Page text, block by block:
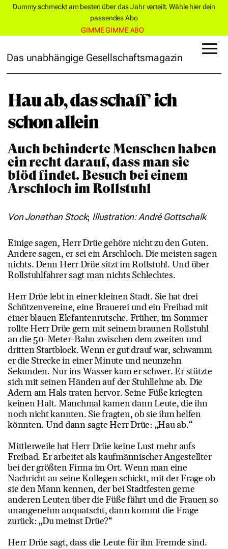
Dummy schmeckt am besten über das Jahr verteilt. Wähle hier dein
passendes Abo
GIMME GIMME ABO
Das unabhängige Gesellschaftsmagazin
Hau ab, das schaff’ ich
schon allein
Auch behinderte Menschen haben
ein recht darauf, dass man sie
blöd findet. Besuch bei einem
Arschloch im Rollstuhl
Von Jonathan Stock; Illustration: André Gottschalk
Einige sagen, Herr Drüe gehöre nicht zu den Guten.
Andere sagen, er sei ein Arschloch. Die meisten sagen
nichts. Denn Herr Drüe sitzt im Rollstuhl. Und über
Rollstuhlfahrer sagt man nichts Schlechtes.
Herr Drüe lebt in einer kleinen Stadt. Sie hat drei
Schützenvereine, eine Brauerei und ein Freibad mit
einer blauen Elefantenrutsche. Früher, im Sommer
rollte Herr Drüe gern mit seinem braunen Rollstuhl
an die 50-Meter-Bahn zwischen dem zweiten und
dritten Startblock. Wenn er gut drauf war, schwamm
er die Strecke in einer Minute und neunzehn
Sekunden. Nur ins Wasser kam er schwer. Er stützte
sich mit seinen Händen auf der Stuhllehne ab. Die
Adern am Hals traten hervor. Seine Füße kriegten
keinen Halt. Manchmal kamen dann Leute, die ihn
noch nicht kannten. Sie fragten, ob sie ihm helfen
könnten. Und dann sagte Herr Drüe: „Hau ab.“
Mittlerweile hat Herr Drüe keine Lust mehr aufs
Freibad. Er arbeitet als kaufmännischer Angestellter
bei der größten Firma im Ort. Wenn man eine
Nachricht an seine Kollegen schickt, mit der Frage ob
sie den Mann kennen, der bei Stadtfesten gerne
anderen Leuten über die Füße fährt und die Frauen so
unangenehm anquatscht, dann kommt die Frage
zurück: „Du meinst Drüe?“
Herr Drüe sagt, dass die Leute für ihn Fremde sind.